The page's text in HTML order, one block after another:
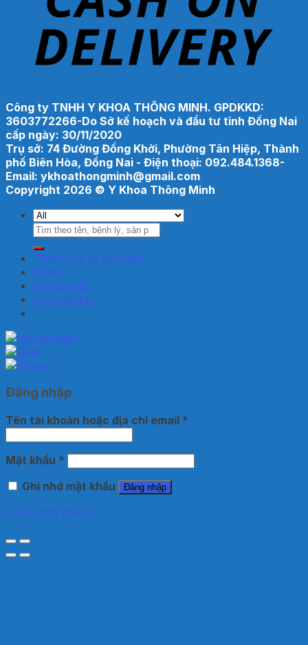
Công ty TNHH Y KHOA THÔNG MINH. GPDKKD:
3603772266-Do Sở kế hoạch và đầu tư tỉnh Đồng Nai
cấp ngày: 30/11/2020
Trụ sở: 74 Đường Đồng Khởi, Phường Tân Hiệp, Thành
phố Biên Hòa, Đồng Nai - Điện thoại: 092.484.1368-
Email: ykhoathongminh@gmail.com
Copyright 2026 © Y Khoa Thông Minh
Tìm
kiếm:
Thiết bị y tế gia đình
Shop
Đăng nhập
Newsletter
Đăng nhập
Tên tài khoản hoặc địa chỉ email *
Mật khẩu *
Ghi nhớ mật khẩu
Đăng nhập
Quên mật khẩu?